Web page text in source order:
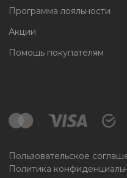
Программа лояльности
Акции
Помощь покупателям
Пользовательское
Политика